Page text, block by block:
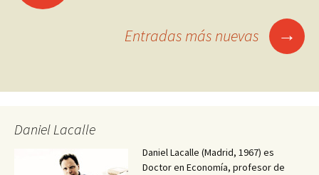
Entradas más nuevas →
Daniel Lacalle
Daniel Lacalle (Madrid, 1967) es
Doctor en Economía, profesor de